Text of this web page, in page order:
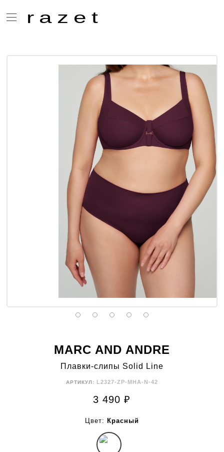
razet
MARC AND ANDRE
Плавки-слипы Solid Line
АРТИКУЛ: L2327-ZP-MHA-N-42
3 490 ₽
Цвет: Красный